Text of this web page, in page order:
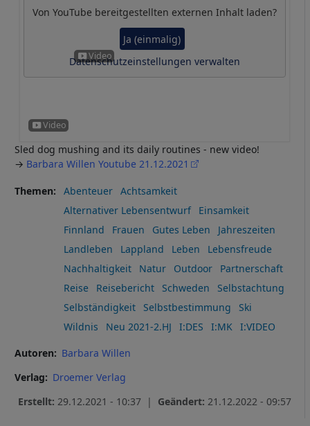
Von YouTube bereitgestellten externen Inhalt laden?
Ja (einmalig)
Datenschutzeinstellungen verwalten
Sled dog mushing and its daily routines - new video!
→ Barbara Willen Youtube 21.12.2021
Themen Abenteuer
Achtsamkeit
Alternativer Lebensentwurf
Einsamkeit
Finnland
Frauen Gutes Leben
Jahreszeiten
Landleben
Lappland Leben
Lebensfreude
Nachhaltigkeit
Natur Outdoor
Partnerschaft
Reise
Reisebericht Schweden
Selbstachtung
Selbständigkeit
Selbstbestimmung
Ski
Wildnis
Neu 2021-2.HJ I:DES I:MK I:VIDEO
Autoren
Barbara Willen
Verlag
Droemer Verlag
Erstellt: 29.12.2021 - 10:37 | Geändert: 21.12.2022 - 09:57